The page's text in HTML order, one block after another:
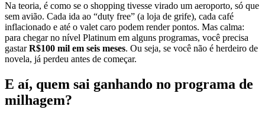
Na teoria, é como se o shopping tivesse virado um aeroporto, só que
sem avião. Cada ida ao “duty free” (a loja de grife), cada café
inflacionado e até o valet caro podem render pontos. Mas calma:
para chegar no nível Platinum em alguns programas, você precisa
gastarR$100 mil em seis meses. Ou seja, se você não é herdeiro de
novela, já perdeu antes de começar.
E aí, quem sai ganhando no programa de
milhagem?